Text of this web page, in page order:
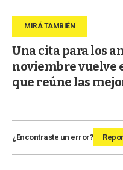
Una cita para los
noviembre vuelve
que reúne las
¿Encontraste un error?